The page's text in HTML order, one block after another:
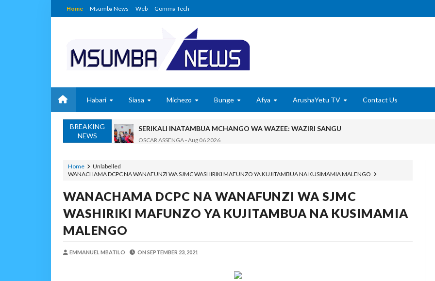
Home Msumba News Web Gomma Tech
Habari Siasa Michezo Bunge Afya ArushaYetu TV Contact Us
BREAKING
NEWS
SERIKALI INATAMBUA MCHANGO WA WAZEE: WAZIRI SANGU
OSCAR ASSENGA Aug 06 2026
BRELA YATOA ELIMU YA URASIMISHAJI BIASHARA NA USAJILI WA ALAMA ZA BIASHARA NA
DC Mtambule Ataka Watu Wafichue Wahamiaji Haramu
OSCAR ASSENGA-Aug 06 2026
Maisha Yangu Yalikuwa Kwenye Giza Nikiwa Sijui Mwelekeo Wala Milango Yangu Ya
Umaskini Na Madeni Yalitishia Kuangamiza Heshima Na Maisha Ya Familia Yangu, Mpaka
Home
Unlabelled
WANACHAMA DCPC NA WANAFUNZI WA SJMC WASHIRIKI MAFUNZO YA KUJITAMBUA NA KUSIMAMIA MALENGO
WANACHAMA DCPC NA WANAFUNZI WA SJMC
WASHIRIKI MAFUNZO YA KUJITAMBUA NA KUSIMAMIA
MALENGO
EMMANUEL MBATILO ON SEPTEMBER 23, 2021